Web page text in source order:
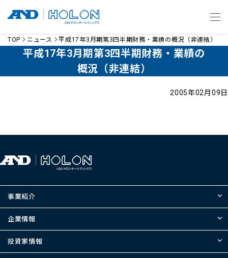
TOP ニュース 平成17年3月期第3四半期財務・業績の概況（非連結）
平成17年3月期第3四半期財務・業績の
概況（非連結）
2005年02月09日
事業紹介
企業情報
投資家情報